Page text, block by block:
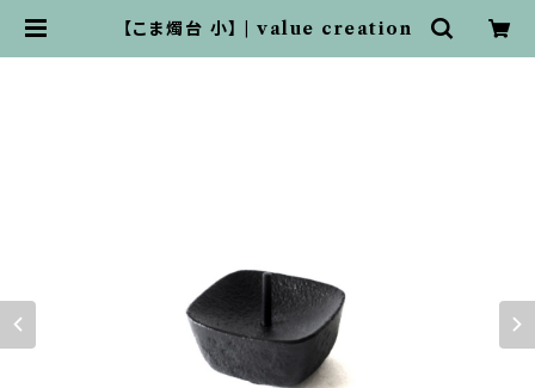
【こま燭台 小】 | value creation